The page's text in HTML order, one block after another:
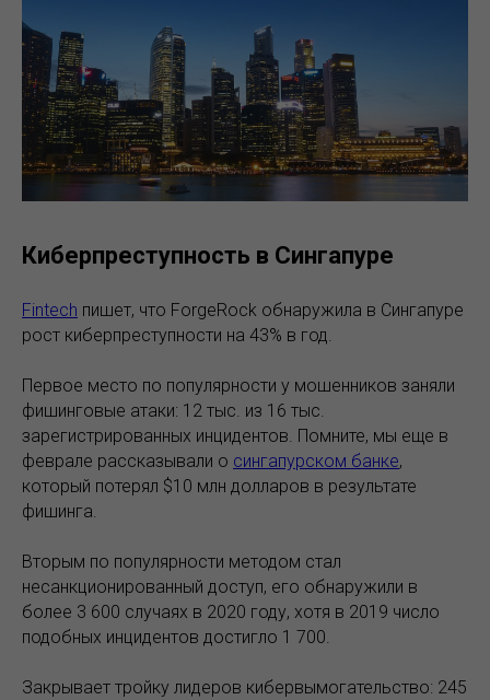
Киберпреступность в Сингапуре
Fintech пишет, что ForgeRock обнаружила в Сингапуре
рост киберпреступности на 43% в год.
Первое место по популярности у мошенников заняли
фишинговые атаки: 12 тыс. из 16 тыс.
зарегистрированных инцидентов. Помните, мы еще в
феврале рассказывали о сингапурском банке,
который потерял $10 млн долларов в результате
фишинга.
Вторым по популярности методом стал
несанкционированный доступ, его обнаружили в
более 3 600 случаях в 2020 году, хотя в 2019 число
подобных инцидентов достигло 1 700.
Закрывает тройку лидеров кибервымогательство: 245